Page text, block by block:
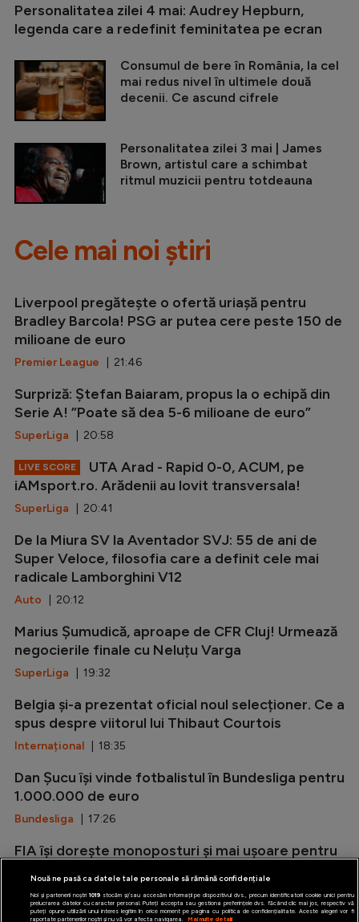
Personalitatea zilei 4 mai: Audrey Hepburn,
legenda care a redefinit feminitatea pe ecran
Consumul de bere în România, la cel
mai redus nivel în ultimele două
decenii. Ce ascund cifrele
Personalitatea zilei 3 mai | James
Brown, artistul care a schimbat
ritmul muzicii pentru totdeauna
Cele mai noi știri
Liverpool pregătește o ofertă uriașă pentru
Bradley Barcola! PSG ar putea cere peste 150 de
milioane de euro
Premier League | 21:46
Surpriză: Ștefan Baiaram, propus la o echipă din
Serie A! ”Poate să dea 5-6 milioane de euro”
SuperLiga | 20:58
LIVE SCORE
UTA Arad - Rapid 0-0, ACUM, pe
iAMsport.ro. Arădenii au lovit transversala!
SuperLiga | 20:41
De la Miura SV la Aventador SVJ: 55 de ani de
Super Veloce, filosofia care a definit cele mai
radicale Lamborghini V12
Auto | 20:12
Marius Șumudică, aproape de CFR Cluj! Urmează
negocierile finale cu Neluțu Varga
SuperLiga | 19:32
Belgia și-a prezentat oficial noul selecționer. Ce a
spus despre viitorul lui Thibaut Courtois
Internațional | 18:35
Dan Șucu își vinde fotbalistul în Bundesliga pentru
1.000.000 de euro
Bundesliga | 17:26
FIA își dorește monoposturi și mai ușoare pentru
Formula 1| 16:50
Nouă ne pasă ca datele tale personale să rămână confidențiale
Noi și partenerii noștri 1019stocăm și/sau accesăm informații pe dispozitivul dvs., precum identificatorii cookie unici pentru
prelucrarea datelor cu caracter personal. Puteți accepta sau gestiona preferințele dvs. făcând clic mai jos, respectiv vă
puteți opune utilizării unui interes legitim în orice moment pe pagina cu politica de confidențialitate. Aceste alegeri vor fi
raportate partenerilor noștri și nu vă vor afecta navigarea.
Mai multe detalii